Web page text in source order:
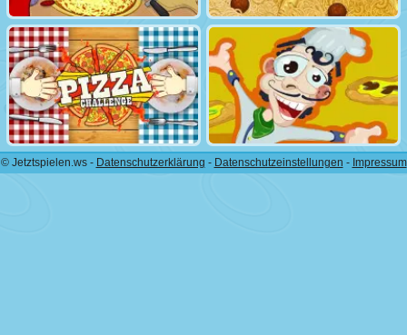
© Jetztspielen.ws - Datenschutzerklärung - Datenschutzeinstellungen - Impressum